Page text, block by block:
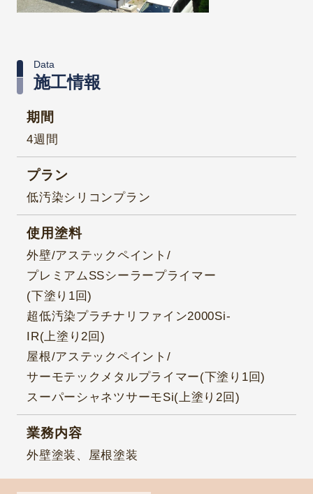
施工情報
Data
期間
4週間
プラン
低汚染シリコンプラン
使用塗料
外壁/アステックペイント/
プレミアムSSシーラープライマー
(下塗り1回)
超低汚染プラチナリファイン2000Si-
IR(上塗り2回)
屋根/アステックペイント/
サーモテックメタルプライマー(下塗り1回)
スーパーシャネツサーモSi(上塗り2回)
業務内容
外壁塗装、屋根塗装